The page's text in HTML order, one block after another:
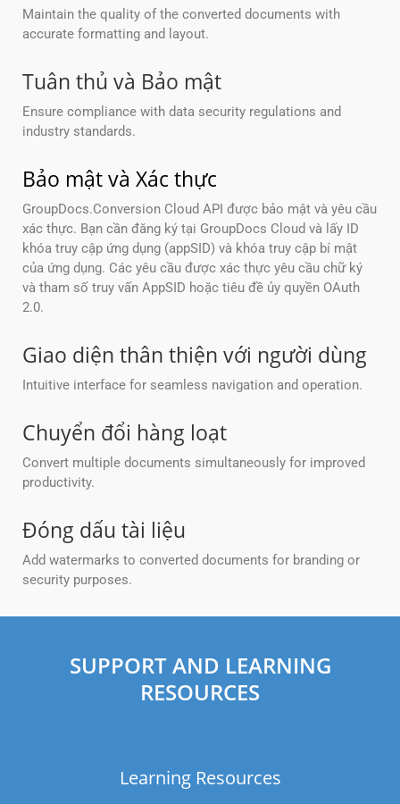
Maintain the quality of the converted documents with
accurate formatting and layout.
Tuân thủ và Bảo mật
Ensure compliance with data security regulations and
industry standards.
Bảo mật và Xác thực
GroupDocs.Conversion Cloud API được bảo mật và yêu cầu
xác thực. Bạn cần đăng ký tại GroupDocs Cloud và lấy ID
khóa truy cập ứng dụng (appSID) và khóa truy cập bí mật
của ứng dụng. Các yêu cầu được xác thực yêu cầu chữ ký
và tham số truy vấn AppSID hoặc tiêu đề ủy quyền OAuth
2.0.
Giao diện thân thiện với người dùng
Intuitive interface for seamless navigation and operation.
Chuyển đổi hàng loạt
Convert multiple documents simultaneously for improved
productivity.
Đóng dấu tài liệu
Add watermarks to converted documents for branding or
security purposes.
SUPPORT AND LEARNING
RESOURCES
Learning Resources